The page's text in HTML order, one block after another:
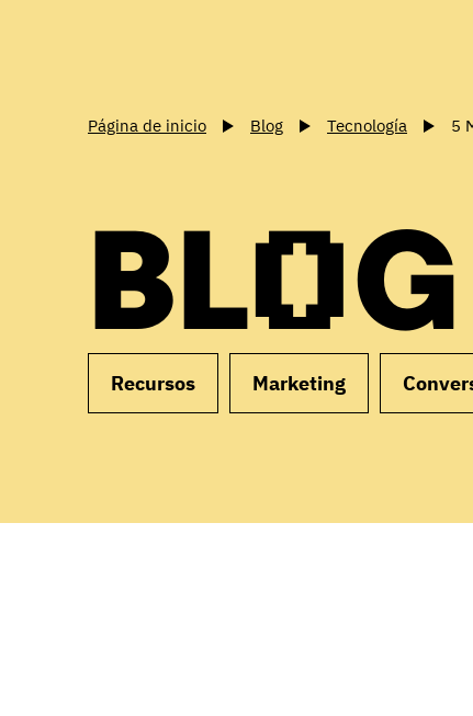
Página de inicio Blog Tecnología 5
BLOG
Recursos Marketing